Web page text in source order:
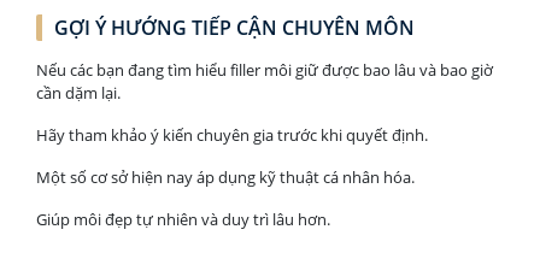
GỢI Ý HƯỚNG TIẾP CẬN CHUYÊN MÔN
Nếu các bạn đang tìm hiểu filler môi giữ được bao lâu và bao giờ
cần dặm lại.
Hãy tham khảo ý kiến chuyên gia trước khi quyết định.
Một số cơ sở hiện nay áp dụng kỹ thuật cá nhân hóa.
Giúp môi đẹp tự nhiên và duy trì lâu hơn.